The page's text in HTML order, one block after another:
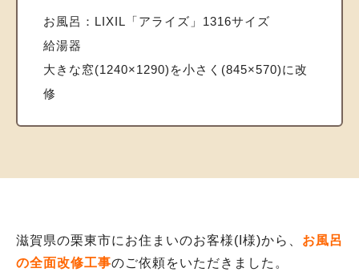
お風呂：LIXIL「アライズ」1316サイズ
給湯器
大きな窓(1240×1290)を小さく(845×570)に改
修
滋賀県の栗東市にお住まいのお客様(I様)から、 お風呂
の全面改修工事のご依頼をいただきました。